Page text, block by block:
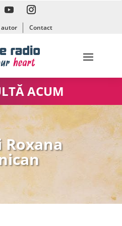
autor Contact
ACUM
Roxana